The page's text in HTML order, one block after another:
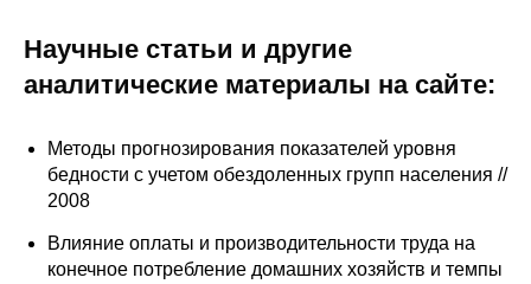
Научные подразделения
Сотрудники
Отчетность
Научные статьи и другие
аналитические материалы на сайте:
Методы прогнозирования показателей уровня
бедности с учетом обездоленных групп населения //
2008
Влияние оплаты и производительности труда на
конечное потребление домашних хозяйств и темпы